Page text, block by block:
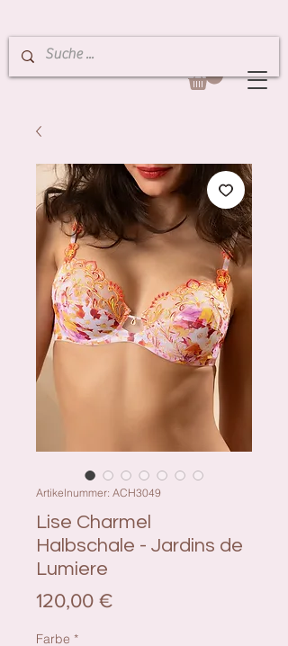
Artikelnummer: ACH3049
Lise Charmel
Halbschale - Jardins de
Lumiere
120,00 €Preis
Farbe *